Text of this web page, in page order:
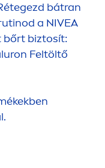
bátran
a NIVEA
bőrt biztosít:
Feltöltő